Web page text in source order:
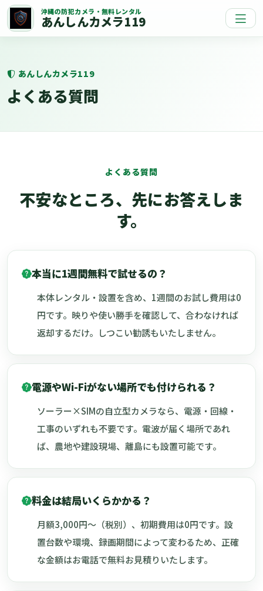
沖縄の防犯カメラ・無料レンタル
あんしんカメラ119
あんしんカメラ119
よくある質問
よくある質問
不安なところ、先にお答えしま
す。
本当に1週間無料で試せるの？
本体レンタル・設置を含め、1週間のお試し費用は0
円です。映りや使い勝手を確認して、合わなければ
返却するだけ。しつこい勧誘もいたしません。
電源やWi-Fiがない場所でも付けられる？
ソーラー×SIMの自立型カメラなら、電源・回線・
工事のいずれも不要です。電波が届く場所であれ
ば、農地や建設現場、離島にも設置可能です。
料金は結局いくらかかる？
月額3,000円〜（税別）、初期費用は0円です。設
置台数や環境、録画期間によって変わるため、正確
な金額はお電話で無料お見積りいたします。